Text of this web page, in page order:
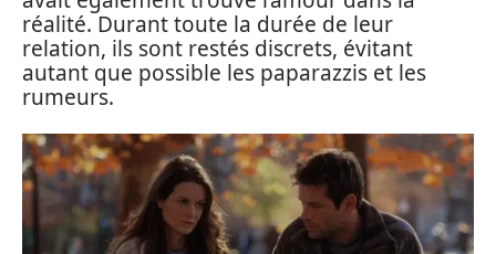
réalité. Durant toute la durée de leur
relation, ils sont restés discrets, évitant
autant que possible les paparazzis et les
rumeurs.